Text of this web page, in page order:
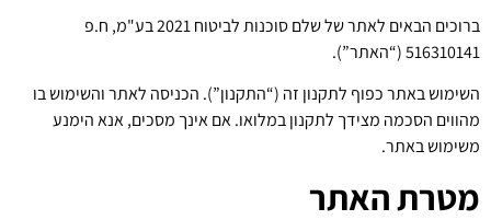
ברוכים הבאים לאתר של שלם סוכנות לביטוח 2021 בע"מ, ח.פ
516310141 (“האתר”).
השימוש באתר כפוף לתקנון זה (“התקנון”). הכניסה לאתר והשימוש בו
מהווים הסכמה מצידך לתקנון במלואו. אם אינך מסכים, אנא הימנע
משימוש באתר.
מטרת האתר